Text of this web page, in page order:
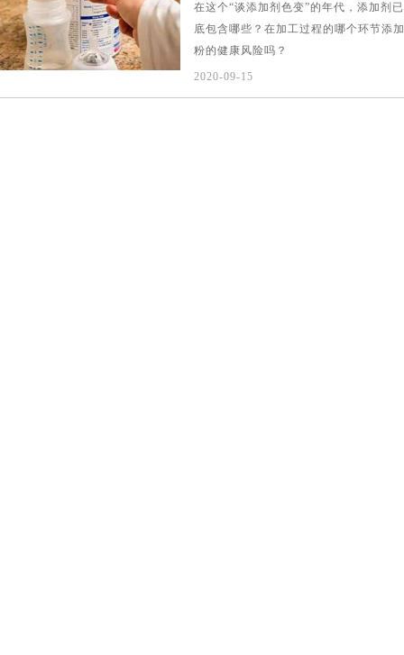
在这个“谈添加剂色变”的年代，添加剂
底包含哪些？在加工过程的哪个环节添
粉的健康风险吗？
2020-09-15